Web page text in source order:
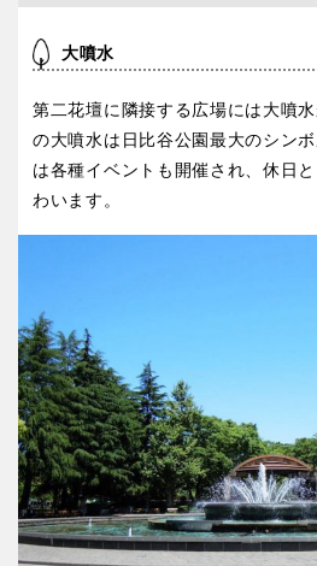
大噴水
第二花壇に隣接する広場には大噴
の大噴水は日比谷公園最大のシン
は各種イベントも開催され、休日
わいます。